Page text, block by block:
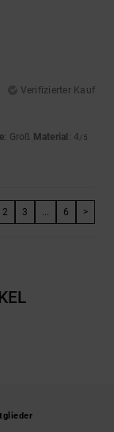
Verifizierter Kauf
: Groß Material : 4/5
2 3 ... 6 >